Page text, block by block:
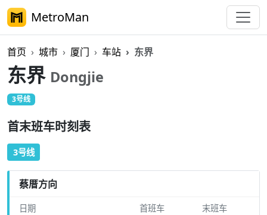
MetroMan
首页 城市 厦门 车站 东界
东界 Dongjie
3号线
首末班车时刻表
3号线
蔡厝方向
日期 首班车 末班车